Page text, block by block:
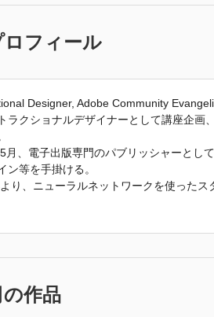
ロフィール
Designer, Adobe Community
ラクショナルデザイナーとして講座企画
月、電子出版専門のパブリッシャーとし
ン等を手掛ける。
り、ニューラルネットワークを使ったス
作品